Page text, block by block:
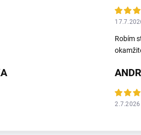
Robím
2.7.2026